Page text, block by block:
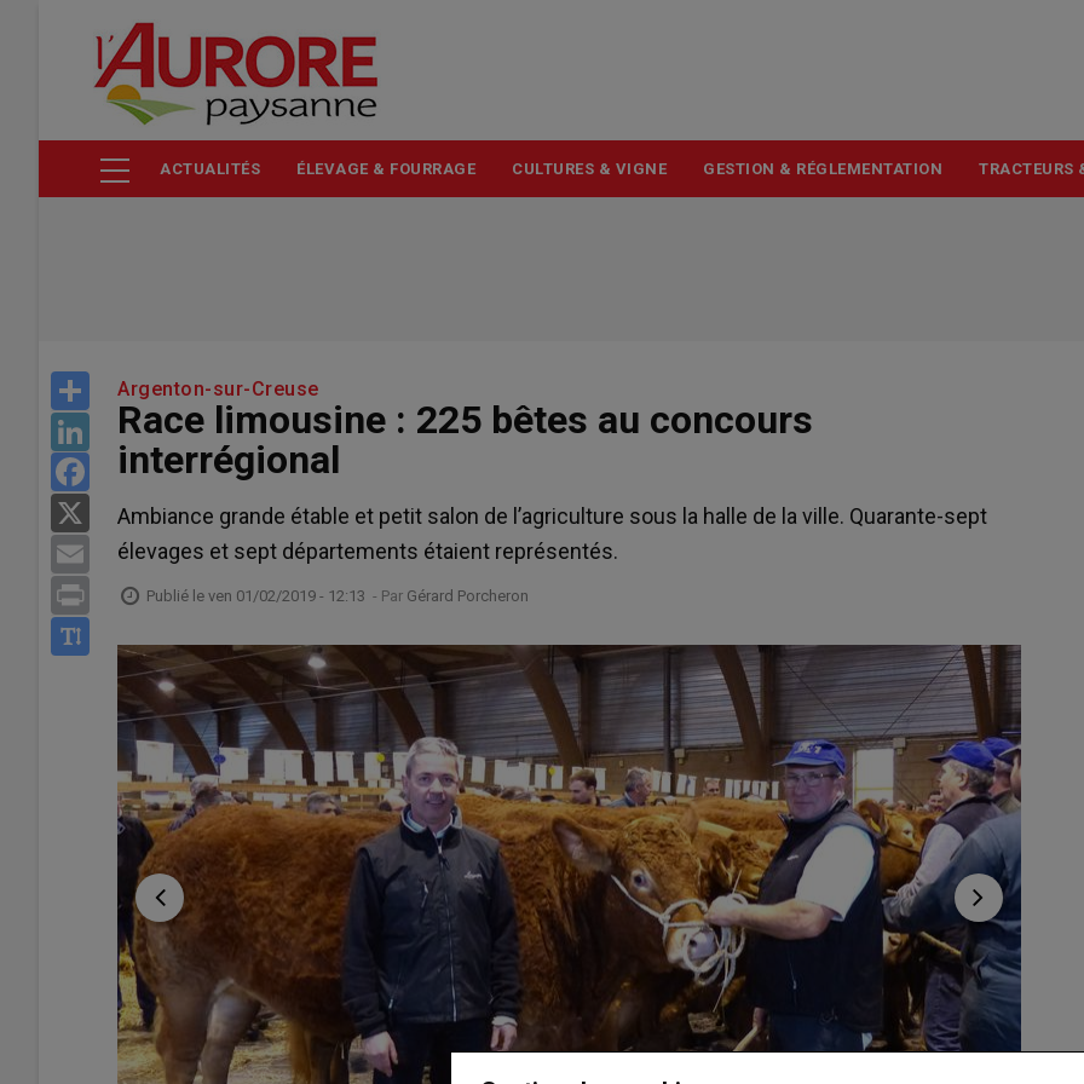
contenu
ACTUALITÉS ÉLEVAGE & FOURRAGE CULTURES & VIGNE GESTION & RÉGLEMENTATION TRACTEURS
Share
LinkedIn
Facebook
Email
Print
Argenton-sur-Creuse
Race limousine : 225 bêtes au concours
interrégional
Ambiance grande étable et petit salon de l’agriculture sous la halle de la ville. Quarante-sept
élevages et sept départements étaient représentés.
Publié le ven 01/02/2019 - 12:13 - Par Gérard Porcheron